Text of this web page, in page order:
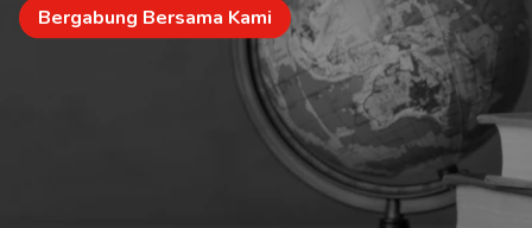
Bergabung Bersama Kami